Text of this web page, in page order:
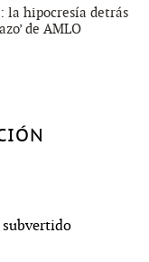
la hipocresía detrás
de AMLO
subvertido